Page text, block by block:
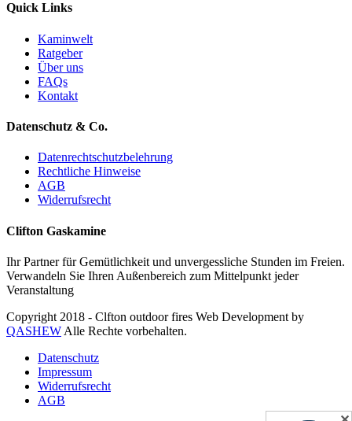
Quick Links
Kaminwelt
Ratgeber
Über uns
FAQs
Kontakt
Datenschutz & Co.
Datenrechtschutzbelehrung
Rechtliche Hinweise
AGB
Widerrufsrecht
Clifton Gaskamine
Ihr Partner für Gemütlichkeit und unvergessliche Stunden im Freien.
Verwandeln Sie Ihren Außenbereich zum Mittelpunkt jeder
Veranstaltung
Copyright 2018 - Clfton outdoor fires Web Development by
QASHEW Alle Rechte vorbehalten.
Datenschutz
Impressum
Widerrufsrecht
AGB